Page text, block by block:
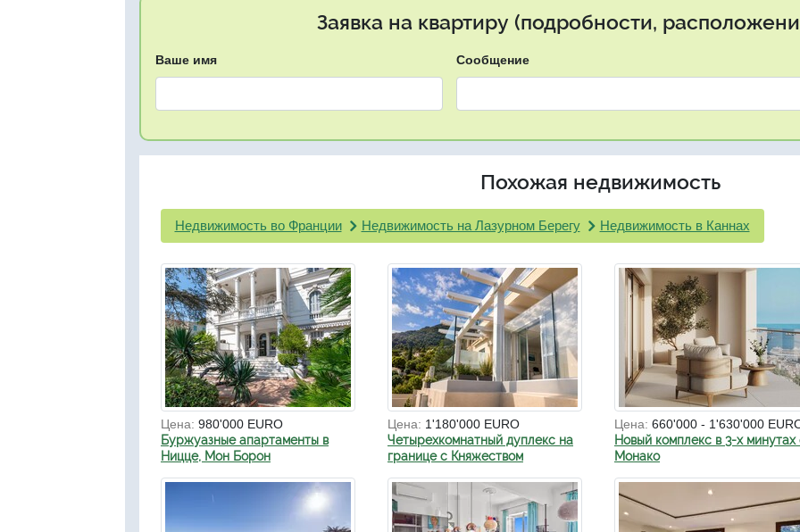
Заявка на квартиру (подробности,
Ваше имя Сообщение
Похожая недвижимость
Недвижимость во Франции Недвижимость на Лазурном Берегу Недвижимость в Каннах
Цена: 980'000 EURO
Буржуазные апартаменты в
Ницце, Мон Борон
Цена: 1'180'000 EURO
Четырехкомнатный дуплекс на
границе с Княжеством
Цена: 660'000 - 1'630'000
Новый комплекс в 3-х минутах
Монако